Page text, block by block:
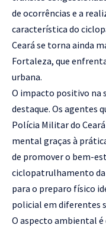
de ocorrências e a
característica do
Ceará se torna ainda
Fortaleza, que
urbana.
O impacto positivo na
destaque. Os agentes
Polícia Militar do
mental graças à
de promover o bem-
ciclopatrulhamento
para o preparo físico
policial em diferentes
O aspecto ambiental